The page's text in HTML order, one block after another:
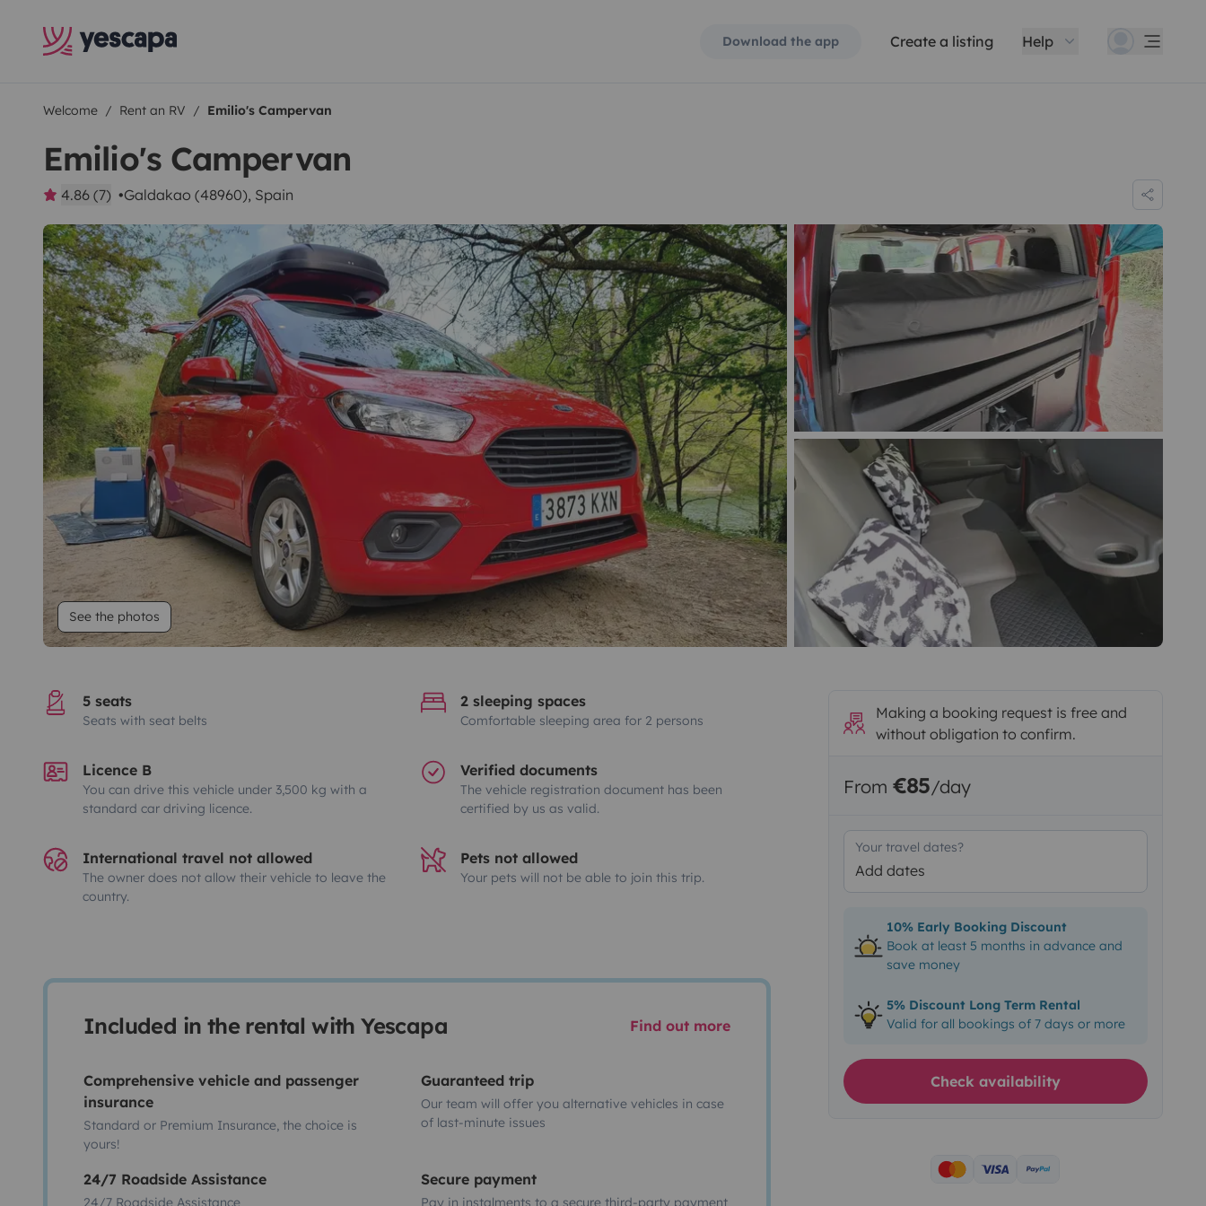
Download the app Create a listing Help
Welcome Rent an RV Emilio's Campervan
Emilio's Campervan
4.86 (7) Galdakao (48960), Spain
See the photos
5 seats
Seats with seat belts
2 sleeping spaces
Comfortable sleeping area for 2 persons
Licence B
You can drive this vehicle under 3,500 kg with a
standard car driving licence.
Verified documents
The vehicle registration document has been
certified by us as valid.
International travel not allowed
The owner does not allow their vehicle to leave the
country.
Pets not allowed
Your pets will not be able to join this trip.
Included in the rental with Yescapa Find out more
Comprehensive vehicle and passenger
insurance
Standard or Premium Insurance, the choice is
yours!
Guaranteed trip
Our team will offer you alternative vehicles in case
of last-minute issues
24/7 Roadside Assistance
24/7 Roadside Assistance
Secure payment
Pay in instalments to a secure third-party payment
Making a booking request is free and
without obligation to confirm.
From €85/day
Your travel dates?
Add dates
10% Early Booking Discount
Book at least 5 months in advance and
save money
5% Discount Long Term Rental
Valid for all bookings of 7 days or more
Check availability